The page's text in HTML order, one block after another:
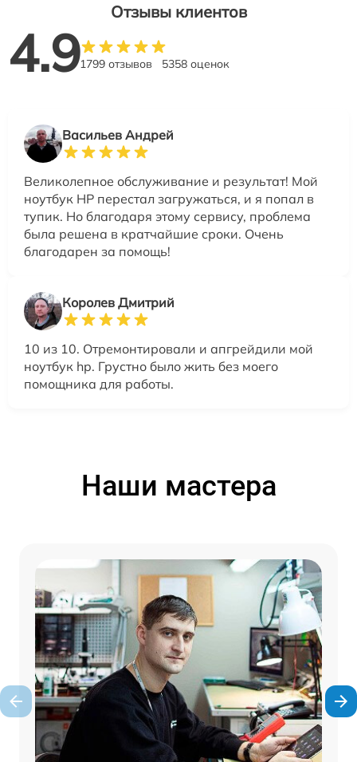
Отзывы клиентов
4.91799 отзывов 5358 оценок
Васильев Андрей
Великолепное обслуживание и результат! Мой
ноутбук HP перестал загружаться, и я попал в
тупик. Но благодаря этому сервису, проблема
была решена в кратчайшие сроки. Очень
благодарен за помощь!
Королев Дмитрий
10 из 10. Отремонтировали и апгрейдили мой
ноутбук hp. Грустно было жить без моего
помощника для работы.
Наши мастера